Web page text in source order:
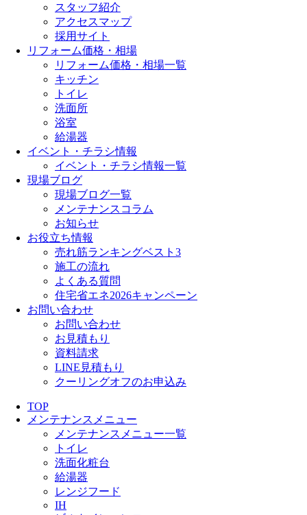
スタッフ紹介
アクセスマップ
採用サイト
リフォーム価格・相場
リフォーム価格・相場一覧
キッチン
トイレ
洗面所
浴室
給湯器
イベント・チラシ情報
イベント・チラシ情報一覧
現場ブログ
現場ブログ一覧
メンテナンスコラム
お知らせ
お役立ち情報
売れ筋ランキングベスト3
施工の流れ
よくある質問
住宅省エネ2026キャンペーン
お問い合わせ
お問い合わせ
お見積もり
資料請求
LINE見積もり
クーリングオフのお申込み
TOP
メンテナンスメニュー
メンテナンスメニュー一覧
トイレ
洗面化粧台
給湯器
レンジフード
IH